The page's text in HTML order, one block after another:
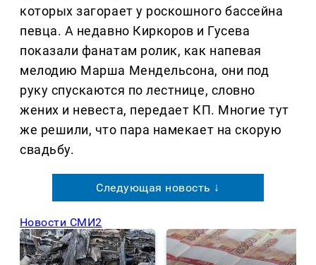
которых загорает у роскошного бассейна
певца. А недавно Киркоров и Гусева
показали фанатам ролик, как напевая
мелодию Марша Мендельсона, они под
руку спускаются по лестнице, словно
жених и невеста, передает КП. Многие тут
же решили, что пара намекает на скорую
свадьбу.
Следующая новость ↓
Новости СМИ2